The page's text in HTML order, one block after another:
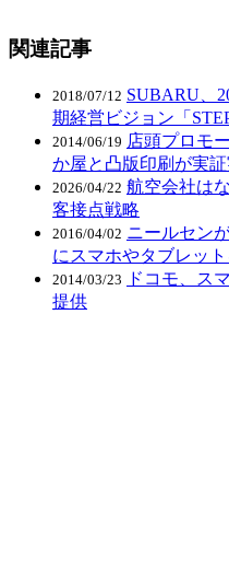
関連記事
2018/07/12 SUBARU、
期経営ビジョン「
2014/06/19 店頭プロモ
か屋と凸版印刷が実
2026/04/22 航空会社は
客接点戦略
2016/04/02 ニールセン
にスマホやタブレッ
2014/03/23
ドコモ、ス
提供